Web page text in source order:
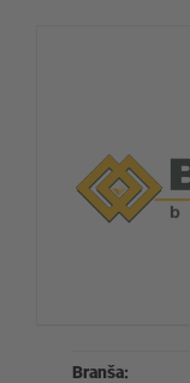
Branša: